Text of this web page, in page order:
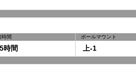
間 ボールマウント
間 上-1